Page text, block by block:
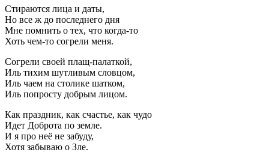
Стираются лица и даты,
Но все ж до последнего дня
Мне помнить о тех, что когда-то
Хоть чем-то согрели меня.
Согрели своей плащ-палаткой,
Иль тихим шутливым словцом,
Иль чаем на столике шатком,
Иль попросту добрым лицом.
Как праздник, как счастье, как чудо
Идет Доброта по земле.
И я про неё не забуду,
Хотя забываю о Зле.